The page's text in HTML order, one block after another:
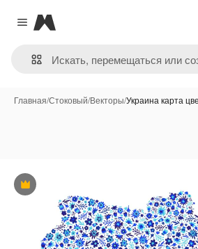
Close menu
Magnific
Главная/Стоковый/Векторы/Украина карта
Премиум